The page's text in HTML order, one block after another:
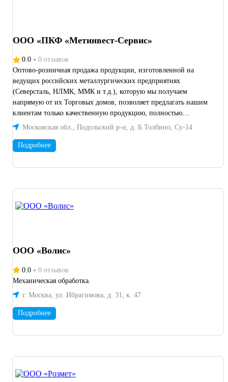
ООО «ПКФ «Метинвест-Сервис»
0.0
0 отзывов
Оптово-розничная продажа продукции, изготовленной на
ведущих российских металлургических предприятиях
(Северсталь, НЛМК, ММК и т.д.), которую мы получаем
напрямую от их Торговых домов, позволяет предлагать нашим
клиентам только качественную продукцию, полностью
соответствующую требованиям действующих нормативов. Что
предоставляемыми производителями. Главной задачей нашей
потребностей клиентов, которые становятся нашими
Московская обл., Подольский р-н, д. Б.Толбино, Су-14
Подробнее
ООО «Волис»
0.0
0 отзывов
Механическая обработка.
г. Москва, ул. Ибрагимова, д. 31, к. 47
Подробнее